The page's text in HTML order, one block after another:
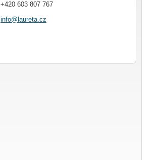
+420 603 807 767
info@laureta.cz